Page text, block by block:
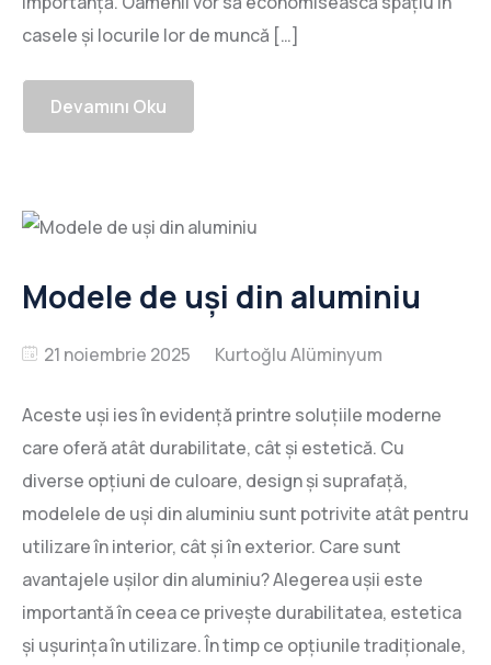
casele și locurile lor de muncă […]
Devamını Oku
Modele de uși din aluminiu
21 noiembrie 2025
Aceste uși ies în evidență printre soluțiile moderne
care oferă atât durabilitate, cât și estetică. Cu
diverse opțiuni de culoare, design și suprafață,
modelele de uși din aluminiu sunt potrivite atât pentru
utilizare în interior, cât și în exterior. Care sunt
avantajele ușilor din aluminiu? Alegerea ușii este
importantă în ceea ce privește durabilitatea, estetica
și ușurința în utilizare. În timp ce opțiunile tradiționale,